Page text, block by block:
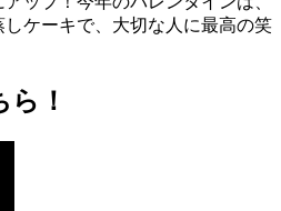
ケーキで、大切な人に最高の笑
！